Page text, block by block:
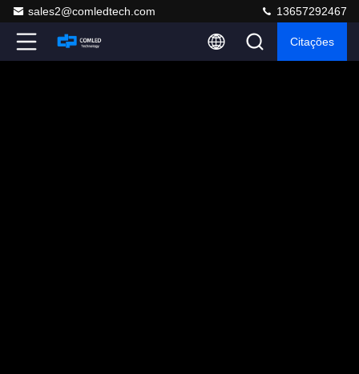
sales2@comledtech.com 13657292467
Citações